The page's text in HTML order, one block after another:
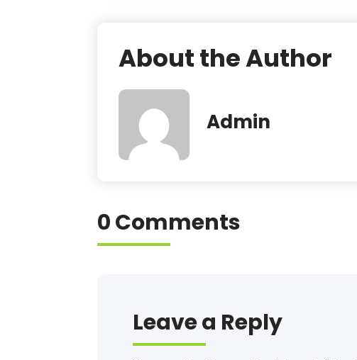
About the Author
Admin
0 Comments
Leave a Reply